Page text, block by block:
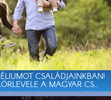
CSALÁDJAINKBAN!
A MAGYAR CS...